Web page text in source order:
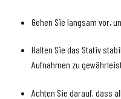
Gehen Sie langsam vor,
Halten Sie das Stativ
Aufnahmen zu
Achten Sie darauf, dass